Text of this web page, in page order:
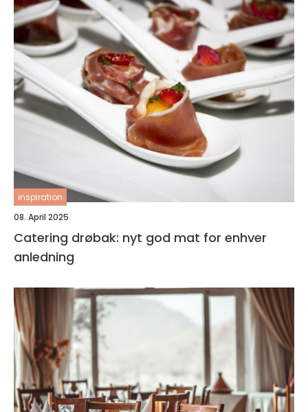
inspiration
08. April 2025
Catering drøbak: nyt god mat for enhver
anledning